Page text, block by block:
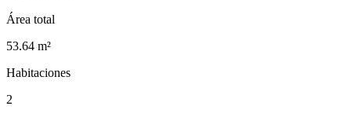
Área total
53.64 m²
Habitaciones
2